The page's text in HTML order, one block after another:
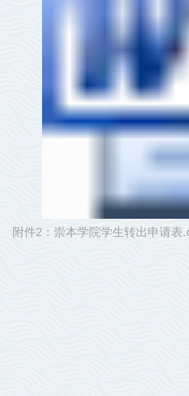
附件2：崇本学院学生转出申请表